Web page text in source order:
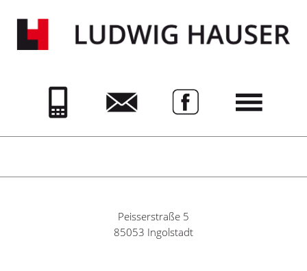
Peisserstraße 5
85053 Ingolstadt